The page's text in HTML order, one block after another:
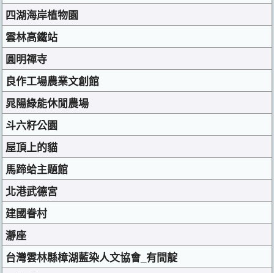
四湖海岸植物園
雲林高鐵站
圓明禪寺
良作工場農業文創館
晁陽綠能休閒農場
斗六籽公園
屋頂上的貓
馬蹄蛤主題館
北港武德宮
建國眷村
瀞座
台灣雲林縣樟湖藍染人文協會_有間靛